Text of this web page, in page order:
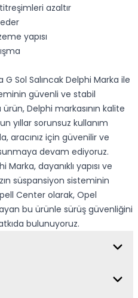
azaltır
yapısı
Sol Salıncak Delphi Marka ile
güvenli ve stabil
ürün, Delphi markasının kalite
yıllar sorunsuz kullanım
aracınız için güvenilir ve
devam ediyoruz.
dayanıklı yapısı ve
süspansiyon sisteminin
Center olarak, Opel
bu ürünle sürüş güvenliğini
bulunuyoruz.